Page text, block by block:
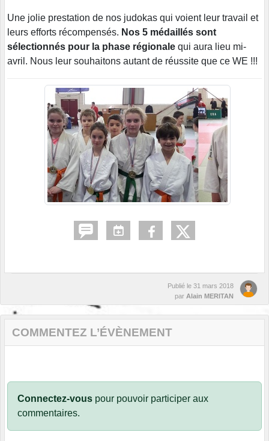
Une jolie prestation de nos judokas qui voient leur travail et
leurs efforts récompensés. Nos 5 médaillés sont
sélectionnés pour la phase régionale qui aura lieu mi-
avril. Nous leur souhaitons autant de réussite que ce WE !!!
Publié le 31 mars 2018
par Alain MERITAN
COMMENTEZ L’ÉVÈNEMENT
Connectez-vous pour pouvoir participer aux
commentaires.